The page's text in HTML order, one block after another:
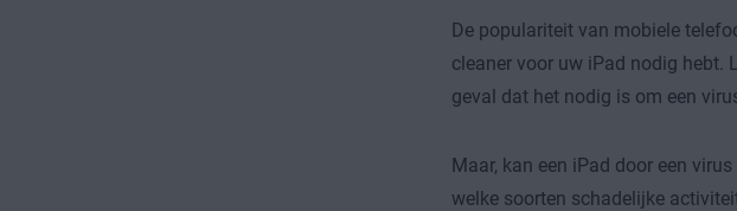
De populariteit van mobiele
cleaner voor uw iPad nodig hebt.
geval dat het nodig is om een
Maar, kan een iPad door een
welke soorten schadelijke